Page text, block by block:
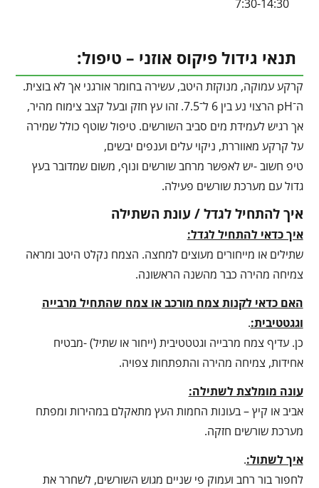
7:30-14:30
תנאי גידול פיקוס אוזני – טיפול:
קרקע עמוקה, מנוקזת היטב, עשירה בחומר אורגני אך לא בוצית.
ה־pH הרצוי נע בין 6 ל־7.5. זהו עץ חזק ובעל קצב צימוח מהיר,
אך רגיש לעמידת מים סביב השורשים. טיפול שוטף כולל שמירה
על קרקע מאווררת, ניקוי עלים וענפים יבשים,
טיפ חשוב -יש לאפשר מרחב שורשים ונוף, משום שמדובר בעץ
גדול עם מערכת שורשים פעילה.
איך להתחיל לגדל / עונת השתילה
איך כדאי להתחיל לגדל:
שתילים או מייחורים מעוצים למחצה. הצמח נקלט היטב ומראה
צמיחה מהירה כבר מהשנה הראשונה.
האם כדאי לקנות צמח מורכב או צמח שהתחיל מרבייה
וגגטטיבית:.
כן. עדיף צמח מרבייה וגטטטיבית (ייחור או שתיל) -מבטיח
אחידות, צמיחה מהירה והתפתחות צפויה.
עונה מומלצת לשתילה:
אביב או קיץ – בעונות החמות העץ מתאקלם במהירות ומפתח
מערכת שורשים חזקה.
איך לשתול:.
לחפור בור רחב ועמוק פי שניים מגוש השורשים, לשחרר את